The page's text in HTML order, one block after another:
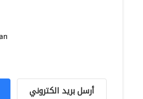
أرسل بريد الكتروني